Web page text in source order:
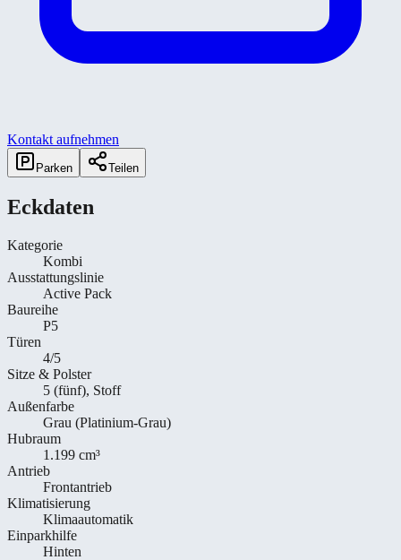
Kontakt aufnehmen
Parken Teilen
Eckdaten
Kategorie
Kombi
Ausstattungslinie
Active Pack
Baureihe
P5
Türen
4/5
Sitze & Polster
5 (fünf), Stoff
Außenfarbe
Grau (Platinium-Grau)
Hubraum
1.199 cm³
Antrieb
Frontantrieb
Klimatisierung
Klimaautomatik
Einparkhilfe
Hinten